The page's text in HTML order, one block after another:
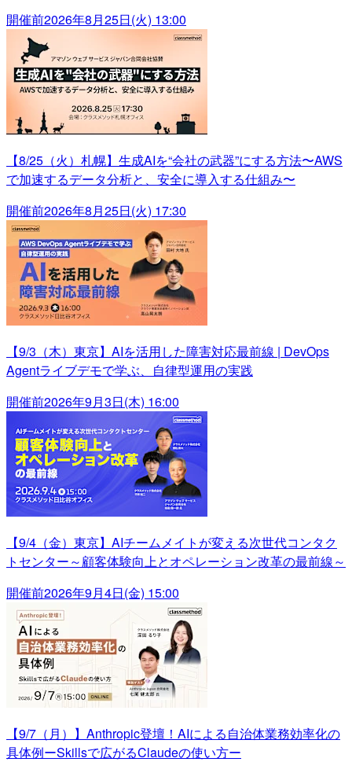
開催前2026年8月25日(火) 13:00
【8/25（火）札幌】生成AIを“会社の武器”にする方法〜AWS
で加速するデータ分析と、安全に導入する仕組み〜
開催前2026年8月25日(火) 17:30
【9/3（木）東京】AIを活用した障害対応最前線 | DevOps
Agentライブデモで学ぶ、自律型運用の実践
開催前2026年9月3日(木) 16:00
【9/4（金）東京】AIチームメイトが変える次世代コンタク
トセンター～顧客体験向上とオペレーション改革の最前線～
開催前2026年9月4日(金) 15:00
【9/7（月）】Anthropic登壇！AIによる自治体業務効率化の
具体例ーSkillsで広がるClaudeの使い方ー